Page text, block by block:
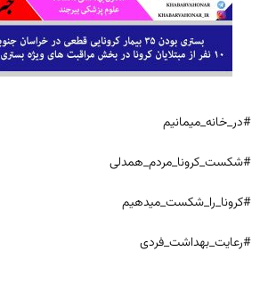
#در_خانه_میمانیم
#شکست_کرونا_مردم_همدلی
#کرونا_را_شکست_میدهیم
#رعایت_بهداشت_فردی